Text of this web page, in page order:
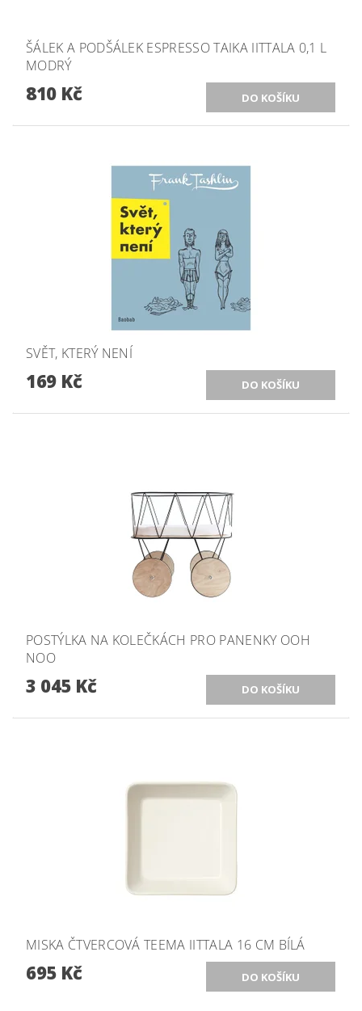
ŠÁLEK A PODŠÁLEK ESPRESSO TAIKA IITTALA 0,1 L
MODRÝ
810 Kč
SVĚT, KTERÝ NENÍ
169 Kč
POSTÝLKA NA KOLEČKÁCH PRO PANENKY OOH
NOO
3 045 Kč
MISKA ČTVERCOVÁ TEEMA IITTALA 16 CM BÍLÁ
695 Kč